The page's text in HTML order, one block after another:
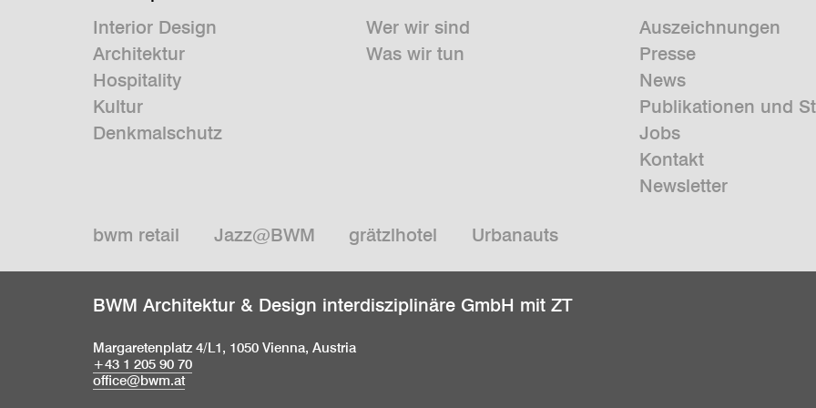
Interior Design
Architektur
Hospitality
Kultur
Denkmalschutz
Wer wir sind
Was wir tun
Auszeichnungen
Presse
News
Publikationen und
Jobs
Kontakt
Newsletter
bwm retail Jazz@BWM grätzlhotel Urbanauts
BWM Architektur & Design interdisziplinäre GmbH mit ZT
Margaretenplatz 4/L1, 1050 Vienna, Austria
+43 1 205 90 70
office@bwm.at